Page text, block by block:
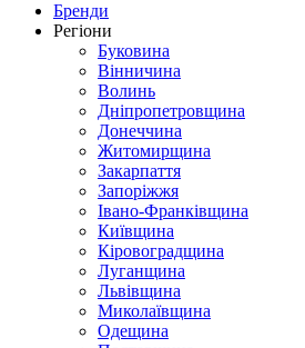
Бренди
Регіони
Буковина
Вінничина
Волинь
Дніпропетровщина
Донеччина
Житомирщина
Закарпаття
Запоріжжя
Івано-Франківщина
Київщина
Кіровоградщина
Луганщина
Львівщина
Миколаївщина
Одещина